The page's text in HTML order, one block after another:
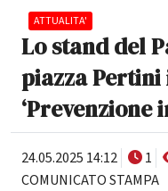
ATTUALITA'
Lo stand del
piazza Pertini
‘Prevenzione
24.05.2025 14:12 1
COMUNICATO STAMPA